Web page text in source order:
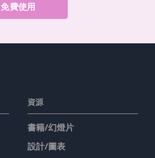
免費使用
資源
書籍/幻燈片
設計/圖表